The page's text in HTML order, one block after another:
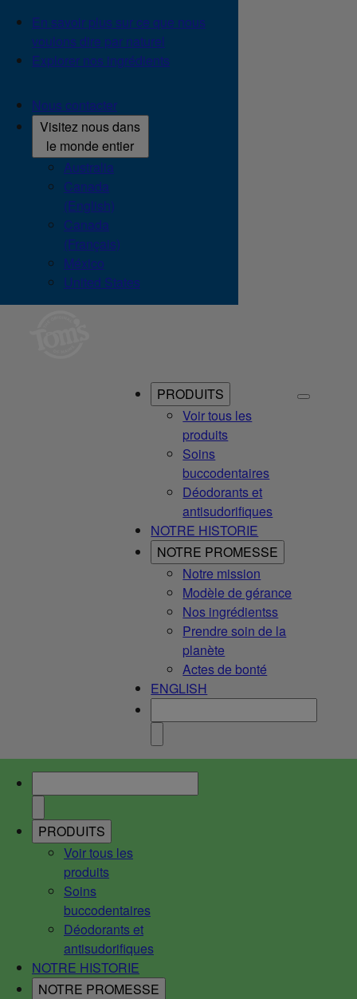
En savoir plus sur ce que nous
voulons dire par naturel
Explorer nos ingrédients
Nous contacter
Visitez nous dans
le monde entier
Australia
Canada
(English)
Canada
(Français)
México
United States
PRODUITS
Voir tous les
produits
Soins
buccodentaires
Déodorants et
antisudorifiques
NOTRE HISTORIE
NOTRE PROMESSE
Notre mission
Modèle de gérance
Nos ingrédientss
Prendre soin de la
planète
Actes de bonté
ENGLISH
PRODUITS
Voir tous les
produits
Soins
buccodentaires
Déodorants et
antisudorifiques
NOTRE HISTORIE
NOTRE PROMESSE